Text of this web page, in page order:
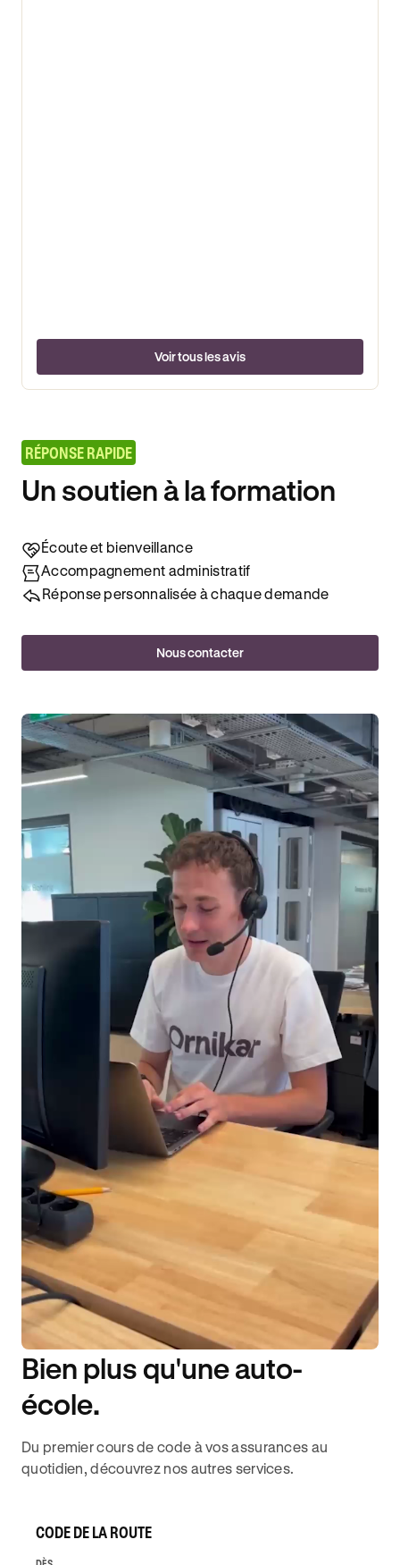
Voir tous les avis
DISPONIBILITÉ 6J/7
RÉPONSE RAPIDE
Un soutien à la formation
Écoute et bienveillance
Accompagnement administratif
Réponse personnalisée à chaque demande
Nous contacter
Bien plus qu'une auto-
école.
Du premier cours de code à vos assurances au
quotidien, découvrez nos autres services.
CODE DE LA ROUTE